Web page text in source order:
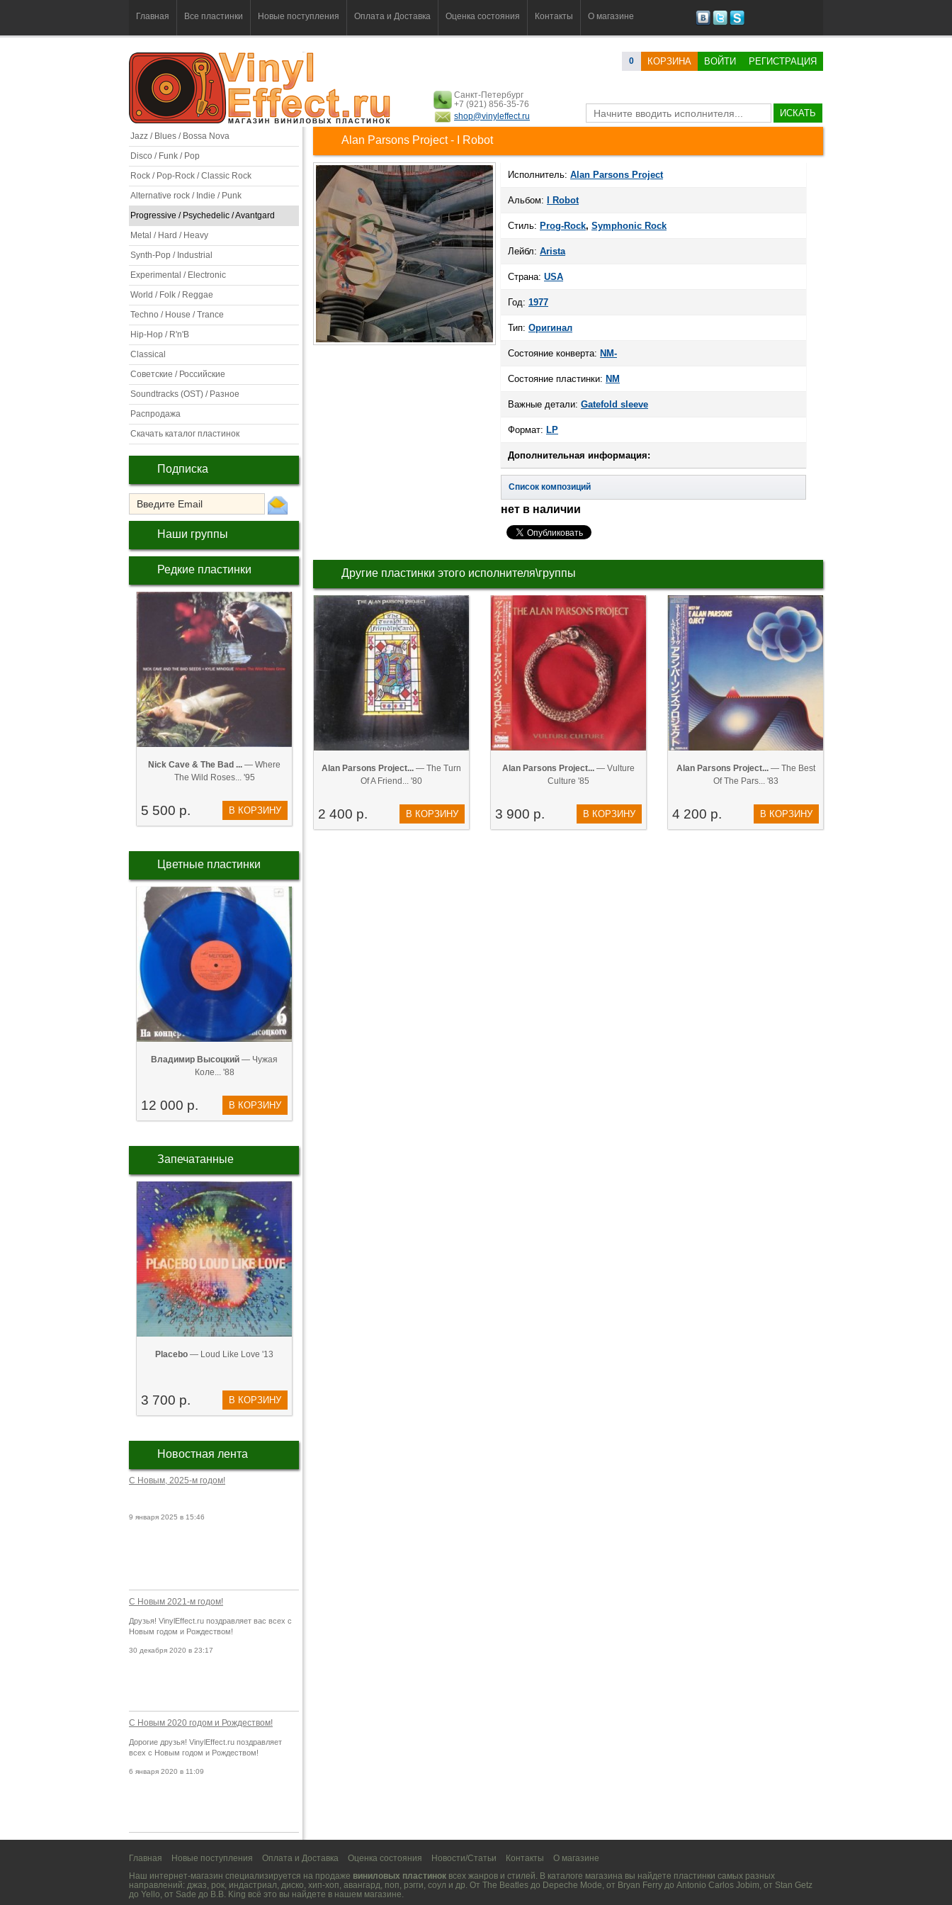
Главная Все пластинки Новые поступления Оплата и Доставка Оценка состояния Контакты О магазине
0 КОРЗИНА ВОЙТИ РЕГИСТРАЦИЯ
Санкт-Петербург
+7 (921) 856-35-76
shop@vinyleffect.ru
ИСКАТЬ
Jazz / Blues / Bossa Nova
Disco / Funk / Pop
Rock / Pop-Rock / Classic Rock
Alternative rock / Indie / Punk
Progressive / Psychedelic / Avantgard
Metal / Hard / Heavy
Synth-Pop / Industrial
Experimental / Electronic
World / Folk / Reggae
Techno / House / Trance
Hip-Hop / R'n'B
Classical
Советские / Российские
Soundtracks (OST) / Разное
Распродажа
Скачать каталог пластинок
Подписка
Наши группы
Редкие пластинки
Nick Cave & The Bad ... — Where
The Wild Roses... '95
5 500 р. В КОРЗИНУ
Цветные пластинки
Владимир Высоцкий — Чужая
Коле... '88
12 000 р. В КОРЗИНУ
Запечатанные
Placebo — Loud Like Love '13
3 700 р. В КОРЗИНУ
Новостная лента
С Новым, 2025-м годом!
9 января 2025 в 15:46
С Новым 2021-м годом!
Друзья! VinylEffect.ru поздравляет вас всех с
Новым годом и Рождеством!
30 декабря 2020 в 23:17
С Новым 2020 годом и Рождеством!
Дорогие друзья! VinylEffect.ru поздравляет
всех с Новым годом и Рождеством!
6 января 2020 в 11:09
Alan Parsons Project - I Robot
Исполнитель: Alan Parsons Project
Альбом: I Robot
Стиль: Prog-Rock, Symphonic Rock
Лейбл: Arista
Страна: USA
Год: 1977
Тип: Оригинал
Состояние конверта: NM-
Состояние пластинки: NM
Важные детали: Gatefold sleeve
Формат: LP
Дополнительная информация:
Список композиций
нет в наличии
Другие пластинки этого исполнителя\группы
Alan Parsons Project... — The Turn
Of A Friend... '80
2 400 р. В КОРЗИНУ
Alan Parsons Project... — Vulture
Culture '85
3 900 р. В КОРЗИНУ
Alan Parsons Project...— The Best
Of The Pars... '83
4 200 р. В КОРЗИНУ
Главная Новые поступления Оплата и Доставка Оценка состояния Новости/Статьи Контакты
О магазине
Наш интернет-магазин специализируется на продаже виниловых пластинок всех жанров и стилей. В каталоге магазина вы найдете пластинки самых разных
направлений: джаз, рок, индастриал, диско, хип-хоп, авангард, поп, рэгги, соул и др. От The Beatles до Depeche Mode, от Bryan Ferry до Antonio Carlos Jobim, от Stan Getz
до Yello, от Sade до B.B. King всё это вы найдете в нашем магазине.